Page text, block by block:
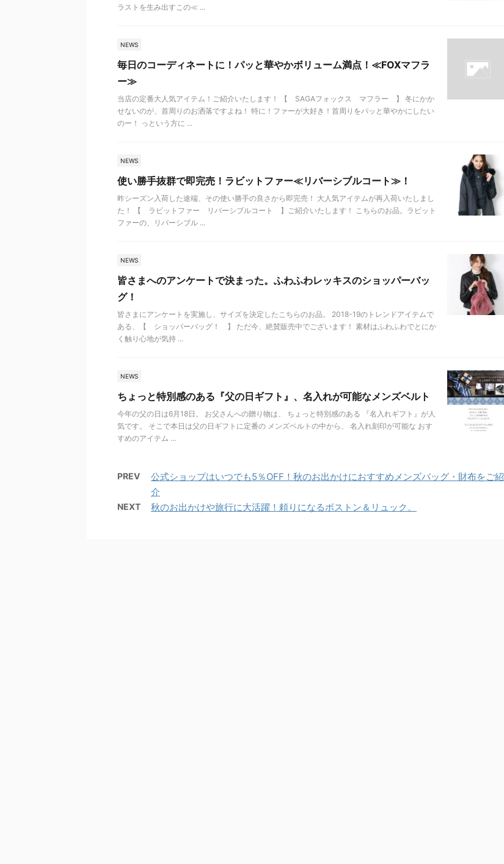
ラストを生み出すこの≪ ...
NEWS
毎日のコーディネートに！パッと華やかボリューム満点！≪FOXマフラ
ー≫
当店の定番大人気アイテム！ご紹介いたします！ 【 SAGAフォックス マフラー 】 冬にかか
せないのが、首周りのお洒落ですよね！ 特に！ファーが大好き！首周りをパッと華やかにしたい
のー！ っという方に ...
NEWS
使い勝手抜群で即完売！ラビットファー≪リバーシブルコート≫！
昨シーズン入荷した途端、その使い勝手の良さから即完売！ 大人気アイテムが再入荷いたしまし
た！ 【 ラビットファー リバーシブルコート 】ご紹介いたします！ こちらのお品。ラビット
ファーの、リバーシブル ...
NEWS
皆さまへのアンケートで決まった。ふわふわレッキスのショッパーバッ
グ！
皆さまにアンケートを実施し、サイズを決定したこちらのお品。 2018-19のトレンドアイテムで
ある、【 ショッパーバッグ！ 】 ただ今、絶賛販売中でございます！ 素材はふわふわでとにか
く触り心地が気持 ...
NEWS
ちょっと特別感のある『父の日ギフト』、名入れが可能なメンズベルト
今年の父の日は6月18日。 お父さんへの贈り物は、 ちょっと特別感のある 『名入れギフト』が人
気です。 そこで本日は父の日ギフトに定番の メンズベルトの中から、 名入れ刻印が可能な おす
すめのアイテム ...
PREV
公式ショップはいつでも5％OFF！秋のお出かけにおすすめメンズバッグ・財布をご紹
介
NEXT 秋のお出かけや旅行に大活躍！頼りになるボストン＆リュック。